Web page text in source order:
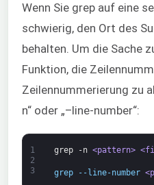
Wenn Sie grep auf eine
schwierig, den Ort des
behalten. Um die Sache
Funktion, die
Zeilennummerierung zu
n“ oder „–line-number“:
1
2
3
grep -n <pattern>
grep --line-number